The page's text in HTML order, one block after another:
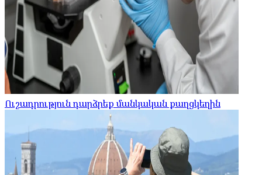
Ուշադրություն դարձրեք մանկական քաղցկեղին